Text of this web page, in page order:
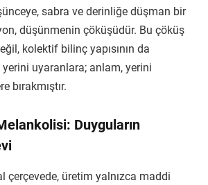
sabra ve derinliğe düşman bir
düşünmenin çöküşüdür. Bu çöküş
kolektif bilinç yapısının da
yerini uyaranlara; anlam, yerini
bırakmıştır.
Duyguların
çerçevede, üretim yalnızca maddi